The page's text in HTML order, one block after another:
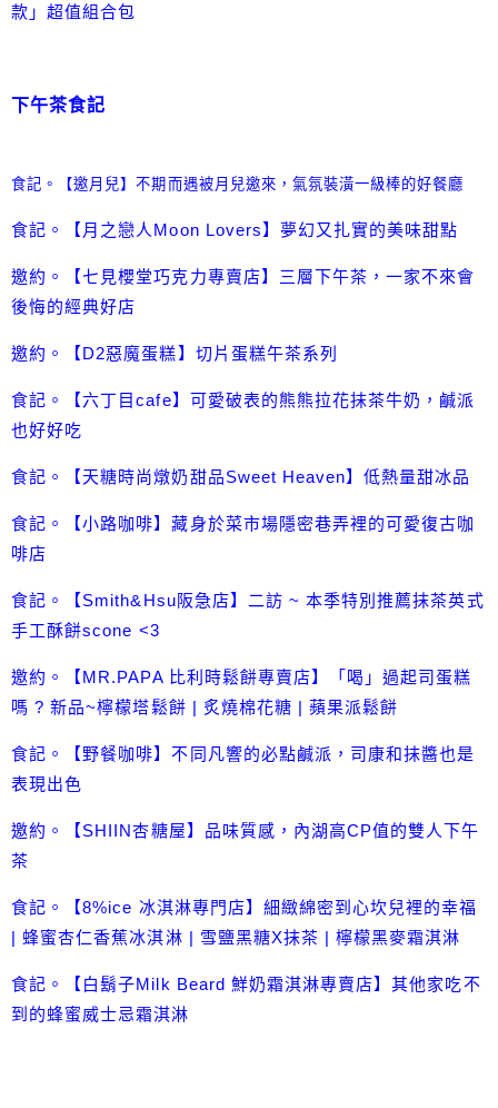
款」超值組合包
下午茶食記
食記。【邀月兒】不期而遇被月兒邀來，氣氛裝潢一級棒的好餐廳
食記。【月之戀人Moon Lovers】夢幻又扎實的美味甜點
邀約。【七見櫻堂巧克力專賣店】三層下午茶，一家不來會
後悔的經典好店
邀約。【D2惡魔蛋糕】切片蛋糕午茶系列
食記。【六丁目cafe】可愛破表的熊熊拉花抹茶牛奶，鹹派
也好好吃
食記。【天糖時尚燉奶甜品Sweet Heaven】低熱量甜冰品
食記。【小路咖啡】藏身於菜市場隱密巷弄裡的可愛復古咖
啡店
食記。【Smith&Hsu阪急店】二訪 ~ 本季特別推薦抹茶英式
手工酥餅scone <3
邀約。【MR.PAPA 比利時鬆餅專賣店】「喝」過起司蛋糕
嗎 ? 新品~檸檬塔鬆餅 | 炙燒棉花糖 | 蘋果派鬆餅
食記。【野餐咖啡】不同凡響的必點鹹派，司康和抹醬也是
表現出色
邀約。【SHIIN杏糖屋】品味質感，內湖高CP值的雙人下午
茶
食記。【8%ice 冰淇淋專門店】細緻綿密到心坎兒裡的幸福
| 蜂蜜杏仁香蕉冰淇淋 | 雪鹽黑糖X抹茶 | 檸檬黑麥霜淇淋
食記。【白鬍子Milk Beard 鮮奶霜淇淋專賣店】其他家吃不
到的蜂蜜威士忌霜淇淋